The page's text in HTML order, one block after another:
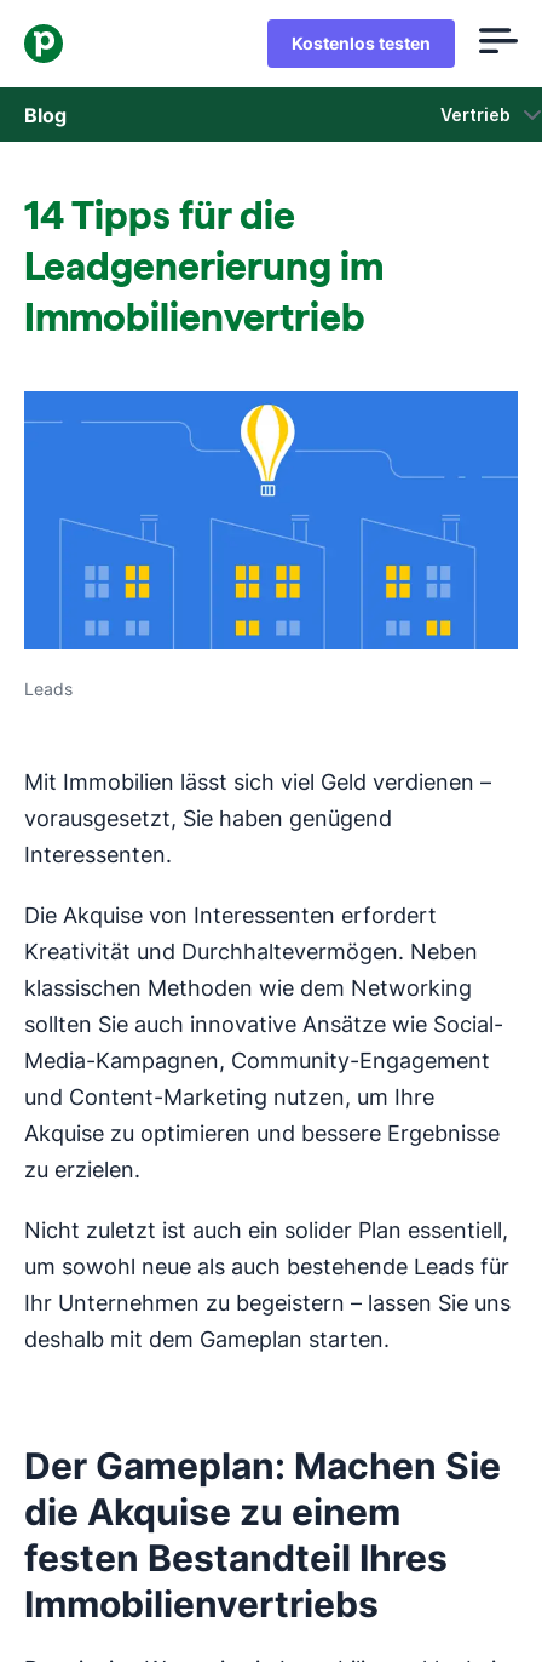
Kostenlos testen
Blog Vertrieb
Marketing
Produkt-Updates
14 Tipps für die
Leadgenerierung im
Immobilienvertrieb
Leads
Mit Immobilien lässt sich viel Geld verdienen –
vorausgesetzt, Sie haben genügend
Interessenten.
Die Akquise von Interessenten erfordert
Kreativität und Durchhaltevermögen. Neben
klassischen Methoden wie dem Networking
sollten Sie auch innovative Ansätze wie Social-
Media-Kampagnen, Community-Engagement
und Content-Marketing nutzen, um Ihre
Akquise zu optimieren und bessere Ergebnisse
zu erzielen.
Nicht zuletzt ist auch ein solider Plan essentiell,
um sowohl neue als auch bestehende Leads für
Ihr Unternehmen zu begeistern – lassen Sie uns
deshalb mit dem Gameplan starten.
Der Gameplan: Machen Sie
die Akquise zu einem
festen Bestandteil Ihres
Immobilienvertriebs